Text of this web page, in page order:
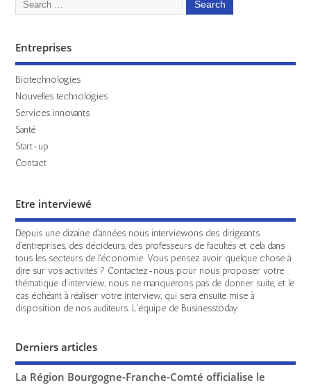
Entreprises
Biotechnologies
Nouvelles technologies
Services innovants
Santé
Start-up
Contact
Etre interviewé
Depuis une dizaine d'années nous interviewons des dirigeants
d'entreprises, des décideurs, des professeurs de facultés et cela dans
tous les secteurs de l'économie. Vous pensez avoir quelque chose à
dire sur vos activités ? Contactez-nous pour nous proposer votre
thématique d'interview, nous ne manquerons pas de donner suite, et le
cas échéant à réaliser votre interview, qui sera ensuite mise à
disposition de nos auditeurs. L'équipe de Businesstoday
Derniers articles
La Région Bourgogne-Franche-Comté officialise le